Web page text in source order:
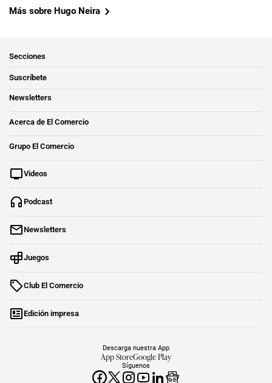
Más sobre Hugo Neira
Secciones
Suscríbete
Newsletters
Acerca de El Comercio
Grupo El Comercio
Videos
Podcast
Newsletters
Juegos
Club El Comercio
Edición impresa
Síguenos
Descarga nuestra App
App StoreGoogle Play